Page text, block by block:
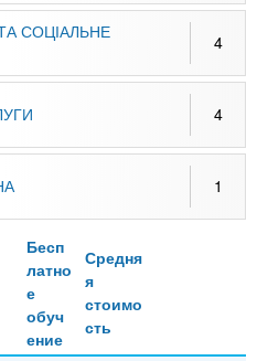
СОЦІАЛЬНЕ
4
4
1
Бесп
латно
е
обуч
ение
Средня
я
стоимо
сть